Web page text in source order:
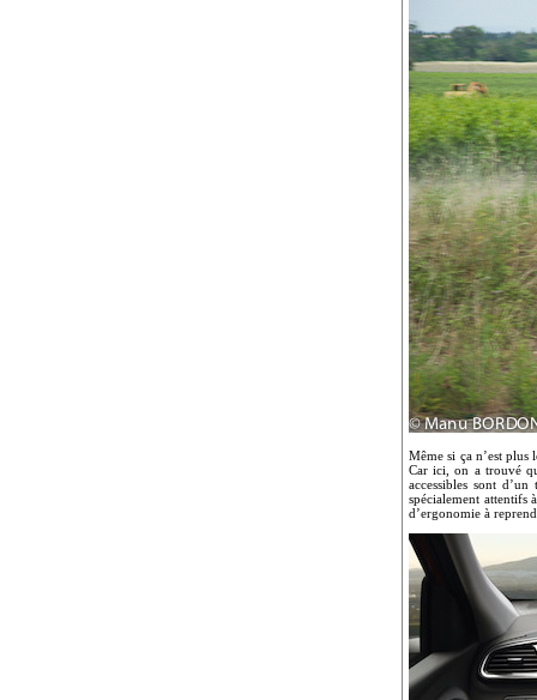
Même si ça n’est
Car ici, on a trouvé
accessibles sont
spécialement attentifs
d’ergonomie à